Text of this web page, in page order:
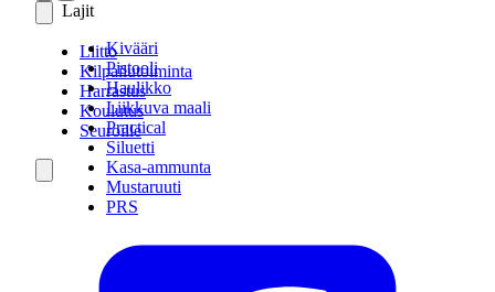
Lajit
Kivääri
Pistooli
Haulikko
Liikkuva maali
Practical
Siluetti
Kasa-ammunta
Mustaruuti
PRS
Liitto
Kilpailutoiminta
Harrastus
Koulutus
Seuroille